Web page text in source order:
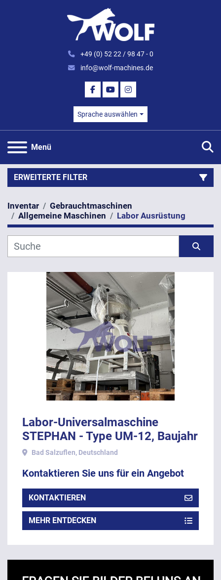
+49 (0) 52 22 / 98 47 - 0
info@wolf-machines.de
FACEBOOK
YOUTUBEINSTAGRAM
Sprache auswählen
Menü
ERWEITERTE FILTER
Kategorie
Hersteller
ANWENDEN LÖSCHEN
Inventar
Gebrauchtmaschinen
Allgemeine Maschinen
Labor Ausrüstung
Labor-Universalmaschine
STEPHAN - Type UM-12, Baujahr
1982.
Bad Salzuflen, Deutschland
Kontaktieren Sie uns für ein Angebot
KONTAKTIEREN
MEHR ENTDECKEN